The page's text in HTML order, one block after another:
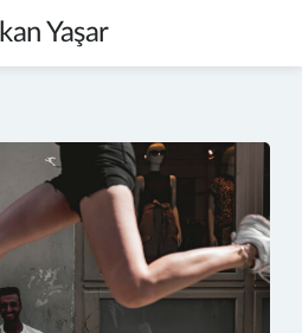
Yaşar